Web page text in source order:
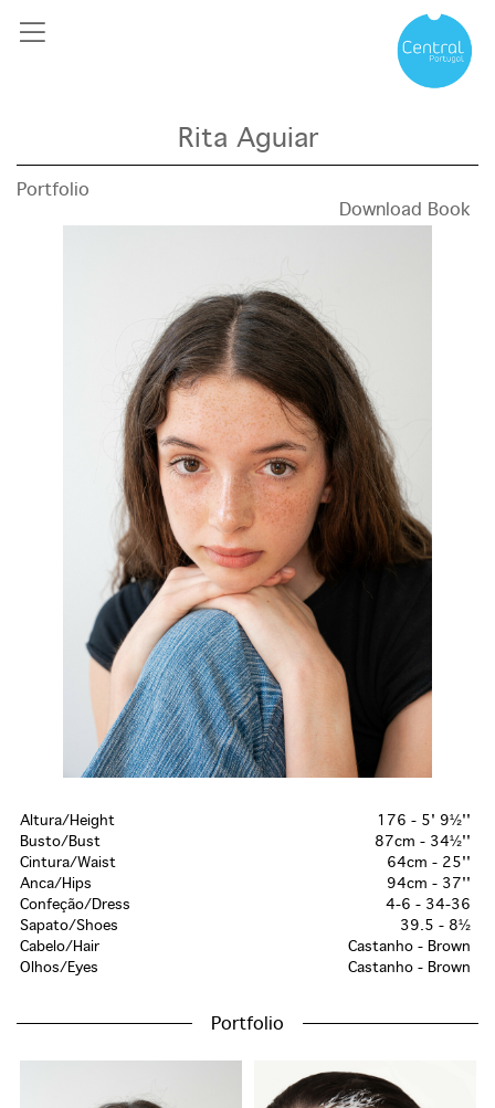
Rita Aguiar
Portfolio
Download Book
Altura/Height
176 - 5' 9½''
Busto/Bust
87cm - 34½''
Cintura/Waist
64cm - 25''
Anca/Hips
94cm - 37''
Confeção/Dress
4-6 - 34-36
Sapato/Shoes
39.5 - 8½
Cabelo/Hair
Castanho - Brown
Olhos/Eyes
Castanho - Brown
Portfolio